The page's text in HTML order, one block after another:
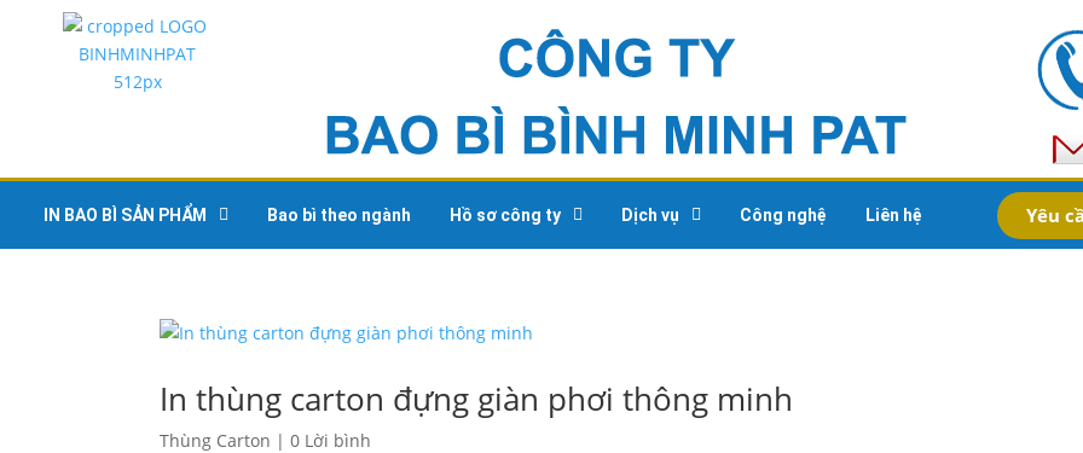
IN BAO BÌ SẢN PHẨM Bao bì theo ngành Hồ sơ công ty Dịch vụ Công nghệ Liên hệ Yêu
In thùng carton đựng giàn phơi thông minh
Thùng Carton | 0 Lời bình